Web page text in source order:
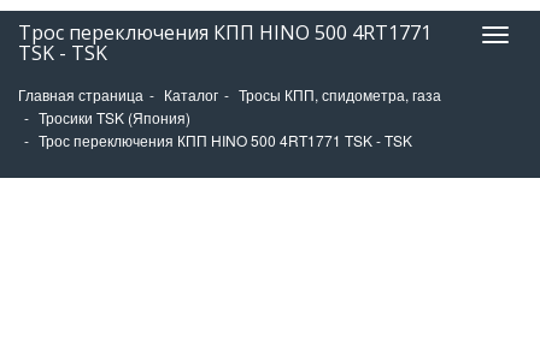
Трос переключения КПП HINO 500 4RT1771
TSK - TSK
Главная страница Каталог
Тросы КПП, спидометра, газа
Тросики TSK (Япония)
Трос переключения КПП HINO 500 4RT1771 TSK - TSK